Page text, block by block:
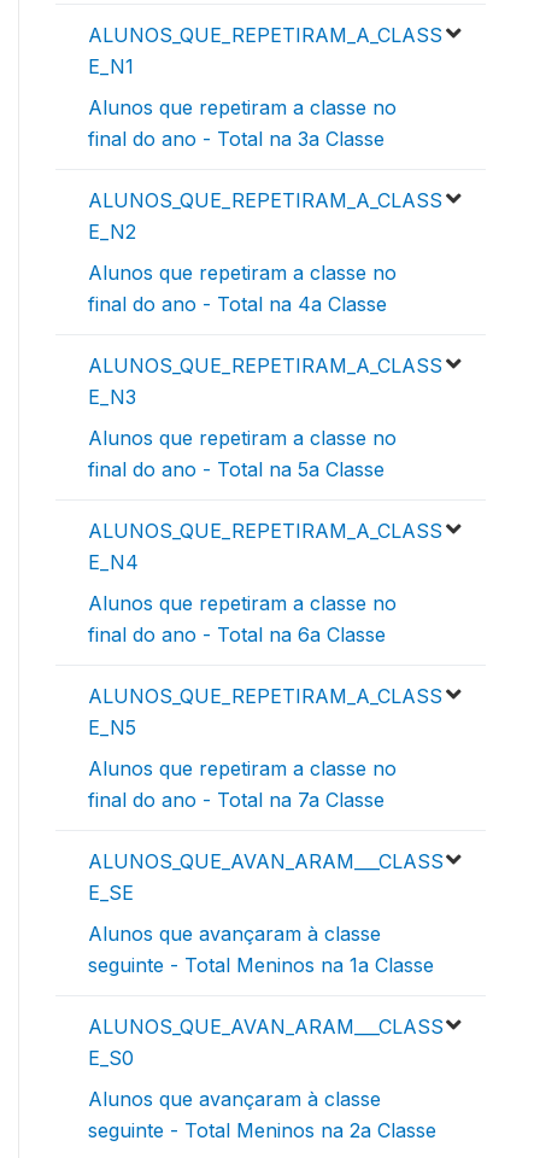
ALUNOS_QUE_REPETIRAM_A_CLASS
E_N1
Alunos que repetiram a classe no
final do ano - Total na 3a Classe
ALUNOS_QUE_REPETIRAM_A_CLASS
E_N2
Alunos que repetiram a classe no
final do ano - Total na 4a Classe
ALUNOS_QUE_REPETIRAM_A_CLASS
E_N3
Alunos que repetiram a classe no
final do ano - Total na 5a Classe
ALUNOS_QUE_REPETIRAM_A_CLASS
E_N4
Alunos que repetiram a classe no
final do ano - Total na 6a Classe
ALUNOS_QUE_REPETIRAM_A_CLASS
E_N5
Alunos que repetiram a classe no
final do ano - Total na 7a Classe
ALUNOS_QUE_AVAN_ARAM___CLASS
E_SE
Alunos que avançaram à classe
seguinte - Total Meninos na 1a Classe
ALUNOS_QUE_AVAN_ARAM___CLASS
E_S0
Alunos que avançaram à classe
seguinte - Total Meninos na 2a Classe